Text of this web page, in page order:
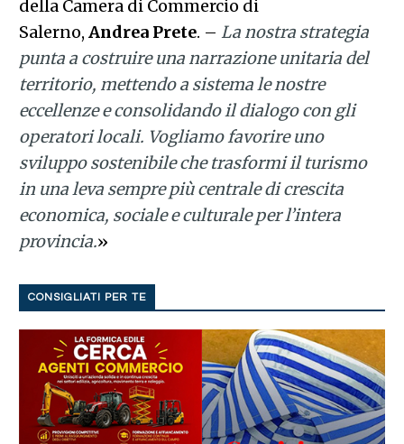
della Camera di Commercio di
Salerno, Andrea Prete. – La nostra strategia
punta a costruire una narrazione unitaria del
territorio, mettendo a sistema le nostre
eccellenze e consolidando il dialogo con gli
operatori locali. Vogliamo favorire uno
sviluppo sostenibile che trasformi il turismo
in una leva sempre più centrale di crescita
economica, sociale e culturale per l’intera
provincia.»
CONSIGLIATI PER TE